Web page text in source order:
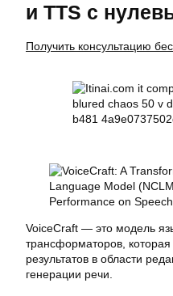
и TTS с
Получить консультацию
VoiceCraft — это модель
трансформаторов,
результатов в области
генерации речи.